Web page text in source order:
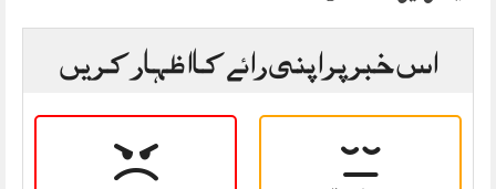
اس خبر پر اپنی رائے کا اظہار کریں